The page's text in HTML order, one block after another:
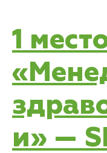
1
и» —